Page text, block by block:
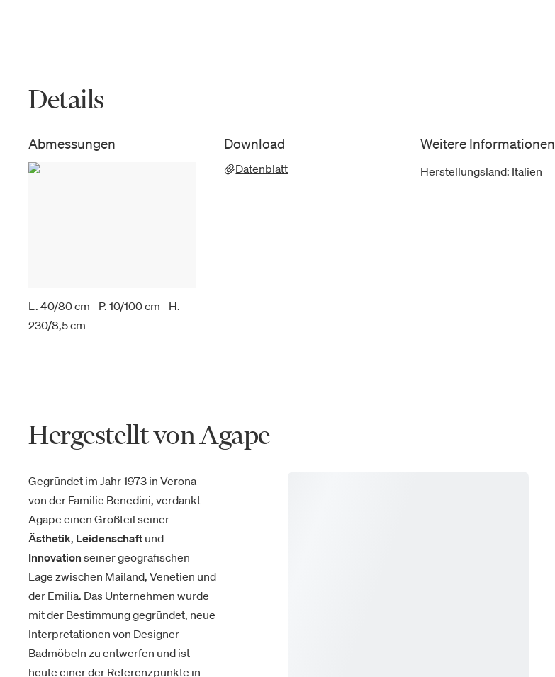
Details
Abmessungen
L. 40/80 cm - P. 10/100 cm - H.
230/8,5 cm
Download
Datenblatt
Weitere Informationen
Herstellungsland: Italien
Hergestellt von Agape
Gegründet im Jahr 1973 in Verona
von der Familie Benedini, verdankt
Agape einen Großteil seiner
Ästhetik, Leidenschaft und
Innovation seiner geografischen
Lage zwischen Mailand, Venetien und
der Emilia. Das Unternehmen wurde
mit der Bestimmung gegründet, neue
Interpretationen von Designer-
Badmöbeln zu entwerfen und ist
heute einer der Referenzpunkte in